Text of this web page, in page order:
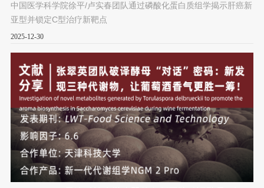
中国医学科学院徐平/卢实春团队通过磷酸化蛋白质组学揭示肝癌新
亚型并锁定C型治疗新靶点
2025-12-30